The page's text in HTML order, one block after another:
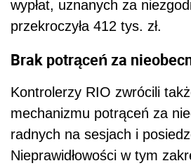
wypłat, uznanych za
przekroczyła 412 tys. zł.
Brak potrąceń za
Kontrolerzy RIO zwrócili
mechanizmu potrąceń za
radnych na sesjach i
Nieprawidłowości w tym